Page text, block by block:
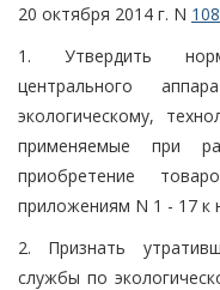
20 октября 2014 г. N
1. Утвердить
центрального
экологическому,
применяемые при
приобретение
приложениям N 1 - 17 к
2. Признать
службы по